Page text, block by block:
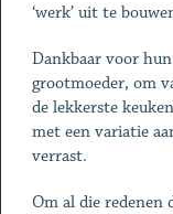
‘werk’ uit te
Dankbaar voor
grootmoeder, om
de lekkerste
met een variatie
verrast.
Om al die redenen